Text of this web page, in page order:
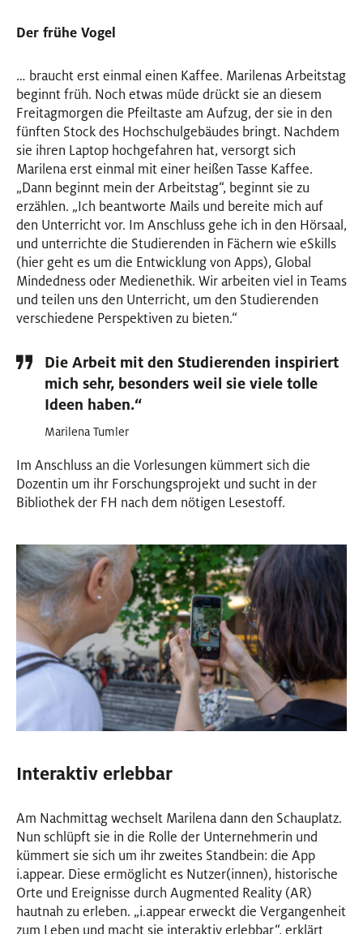
Der frühe Vogel
… braucht erst einmal einen Kaffee. Marilenas Arbeitstag
beginnt früh. Noch etwas müde drückt sie an diesem
Freitagmorgen die Pfeiltaste am Aufzug, der sie in den
fünften Stock des Hochschulgebäudes bringt. Nachdem
sie ihren Laptop hochgefahren hat, versorgt sich
Marilena erst einmal mit einer heißen Tasse Kaffee.
„Dann beginnt mein der Arbeitstag“, beginnt sie zu
erzählen. „Ich beantworte Mails und bereite mich auf
den Unterricht vor. Im Anschluss gehe ich in den Hörsaal,
und unterrichte die Studierenden in Fächern wie eSkills
(hier geht es um die Entwicklung von Apps), Global
Mindedness oder Medienethik. Wir arbeiten viel in Teams
und teilen uns den Unterricht, um den Studierenden
verschiedene Perspektiven zu bieten.“
Die Arbeit mit den Studierenden inspiriert
mich sehr, besonders weil sie viele tolle
Ideen haben.“
Marilena Tumler
Im Anschluss an die Vorlesungen kümmert sich die
Dozentin um ihr Forschungsprojekt und sucht in der
Bibliothek der FH nach dem nötigen Lesestoff.
Interaktiv erlebbar
Am Nachmittag wechselt Marilena dann den Schauplatz.
Nun schlüpft sie in die Rolle der Unternehmerin und
kümmert sie sich um ihr zweites Standbein: die App
i.appear. Diese ermöglicht es Nutzer(innen), historische
Orte und Ereignisse durch Augmented Reality (AR)
hautnah zu erleben. „i.appear erweckt die Vergangenheit
zum Leben und macht sie interaktiv erlebbar“, erklärt